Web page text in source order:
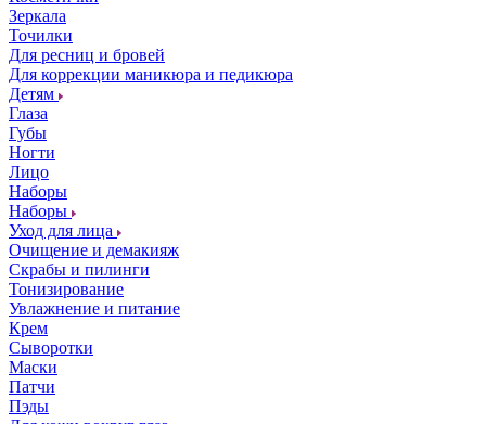
Зеркала
Точилки
Для ресниц и бровей
Для коррекции маникюра и педикюра
Детям
Глаза
Губы
Ногти
Лицо
Наборы
Наборы
Уход для лица
Очищение и демакияж
Скрабы и пилинги
Тонизирование
Увлажнение и питание
Крем
Сыворотки
Маски
Патчи
Пэды